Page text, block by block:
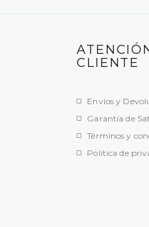
CLIENTE
Envíos y
Garantía de
Términos y
Política de